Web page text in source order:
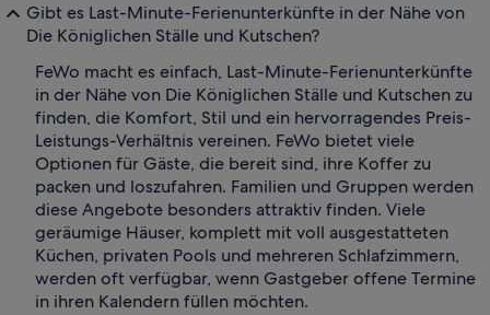
Gibt es Last-Minute-Ferienunterkünfte in der Nähe von
Die Königlichen Ställe und Kutschen?
FeWo macht es einfach, Last-Minute-Ferienunterkünfte
in der Nähe von Die Königlichen Ställe und Kutschen zu
finden, die Komfort, Stil und ein hervorragendes Preis-
Leistungs-Verhältnis vereinen. FeWo bietet viele
Optionen für Gäste, die bereit sind, ihre Koffer zu
packen und loszufahren. Familien und Gruppen werden
diese Angebote besonders attraktiv finden. Viele
geräumige Häuser, komplett mit voll ausgestatteten
Küchen, privaten Pools und mehreren Schlafzimmern,
werden oft verfügbar, wenn Gastgeber offene Termine
in ihren Kalendern füllen möchten.